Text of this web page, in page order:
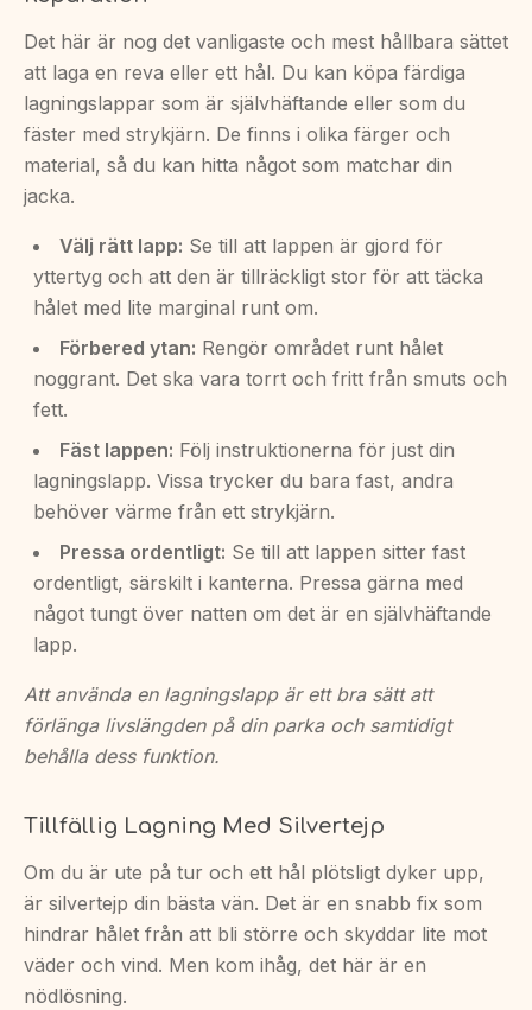
Det här är nog det vanligaste och mest hållbara sättet
att laga en reva eller ett hål. Du kan köpa färdiga
lagningslappar som är självhäftande eller som du
fäster med strykjärn. De finns i olika färger och
material, så du kan hitta något som matchar din
jacka.
Välj rätt lapp: Se till att lappen är gjord för
yttertyg och att den är tillräckligt stor för att täcka
hålet med lite marginal runt om.
Förbered ytan: Rengör området runt hålet
noggrant. Det ska vara torrt och fritt från smuts och
fett.
Fäst lappen: Följ instruktionerna för just din
lagningslapp. Vissa trycker du bara fast, andra
behöver värme från ett strykjärn.
Pressa ordentligt: Se till att lappen sitter fast
ordentligt, särskilt i kanterna. Pressa gärna med
något tungt över natten om det är en självhäftande
lapp.
Att använda en lagningslapp är ett bra sätt att
förlänga livslängden på din parka och samtidigt
behålla dess funktion.
Tillfällig Lagning Med Silvertejp
Om du är ute på tur och ett hål plötsligt dyker upp,
är silvertejp din bästa vän. Det är en snabb fix som
hindrar hålet från att bli större och skyddar lite mot
väder och vind. Men kom ihåg, det här är en
nödlösning.